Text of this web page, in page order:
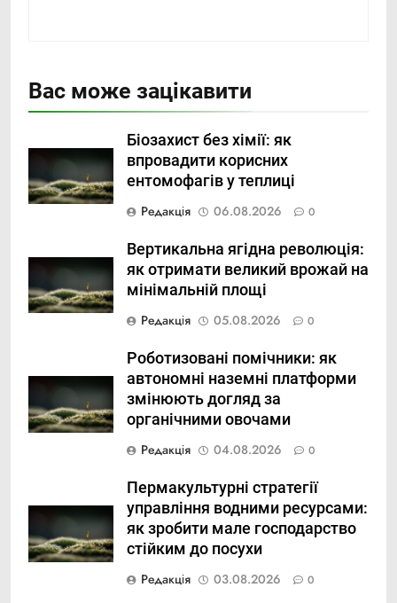
Вас може зацікавити
Біозахист без хімії: як
впровадити корисних
ентомофагів у теплиці
Редакція
06.08.2026 0
Вертикальна ягідна революція:
як отримати великий врожай на
мінімальній площі
Редакція
05.08.2026 0
Роботизовані помічники: як
автономні наземні платформи
змінюють догляд за
органічними овочами
Редакція
04.08.2026 0
Пермакультурні стратегії
управління водними ресурсами:
як зробити мале господарство
стійким до посухи
Редакція
03.08.2026 0